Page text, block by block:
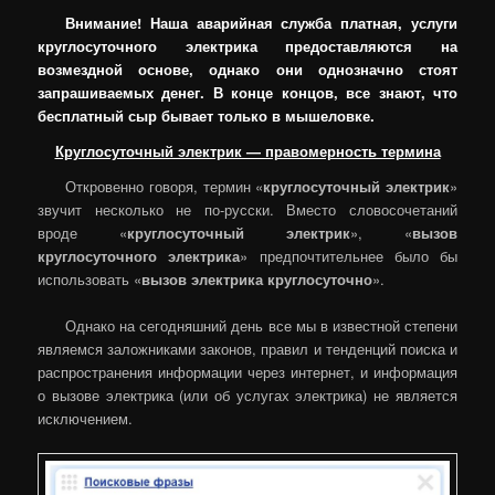
Внимание! Наша аварийная служба платная, услуги
круглосуточного электрика предоставляются на
возмездной основе, однако они однозначно стоят
запрашиваемых денег. В конце концов, все знают, что
бесплатный сыр бывает только в мышеловке.
Круглосуточный электрик — правомерность термина
Откровенно говоря, термин «круглосуточный электрик»
звучит несколько не по-русски. Вместо словосочетаний
вроде «круглосуточный электрик», «вызов
круглосуточного электрика» предпочтительнее было бы
использовать «вызов электрика круглосуточно».
Однако на сегодняшний день все мы в известной степени
являемся заложниками законов, правил и тенденций поиска и
распространения информации через интернет, и информация
о вызове электрика (или об услугах электрика) не является
исключением.